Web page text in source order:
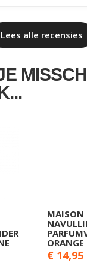
Lees alle recensies
MAISON
€ 14,95